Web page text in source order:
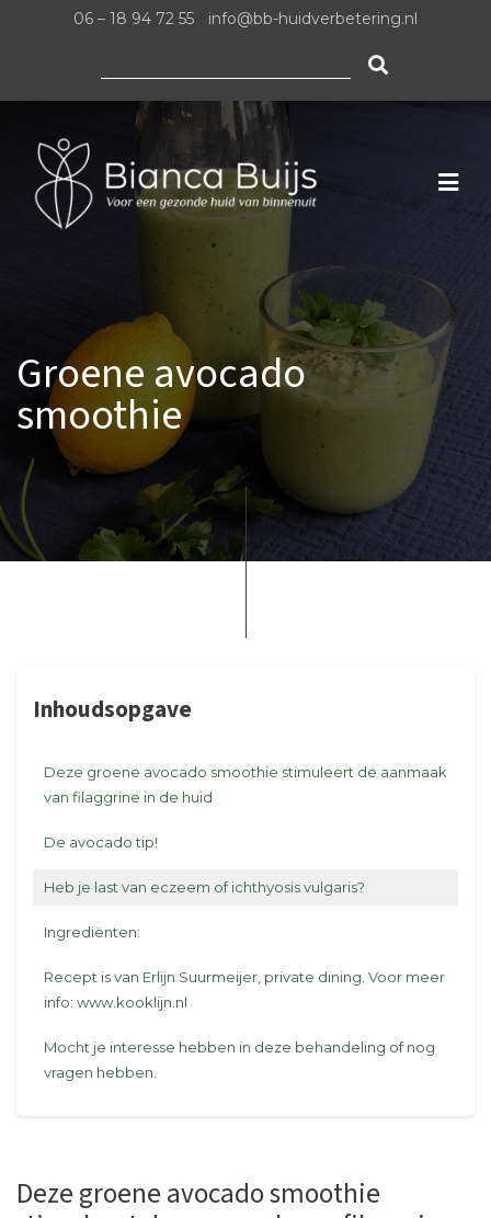
06 – 18 94 72 55 info@bb-huidverbetering.nl
Groene avocado
smoothie
Deze groene avocado smoothie
Inhoudsopgave
Deze groene avocado smoothie stimuleert de aanmaak
van filaggrine in de huid
De avocado tip!
Heb je last van eczeem of ichthyosis vulgaris?
Ingrediënten:
Recept is van Erlijn Suurmeijer, private dining. Voor meer
info: www.kooklijn.nl
Mocht je interesse hebben in deze behandeling of nog
vragen hebben.